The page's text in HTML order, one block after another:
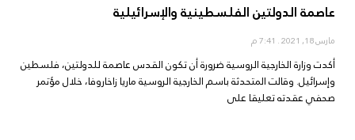
عاصمة الدولتين الفلسطينية والإسرائيلية
مارس 18, 2021
أكدت وزارة الخارجية الروسية ضرورة أن تكون القدس عاصمة للدولتين، فلسطين
وإسرائيل. وقالت المتحدثة باسم الخارجية الروسية ماريا زاخاروفا، خلال مؤتمر
صحفي عقدته تعليقا على